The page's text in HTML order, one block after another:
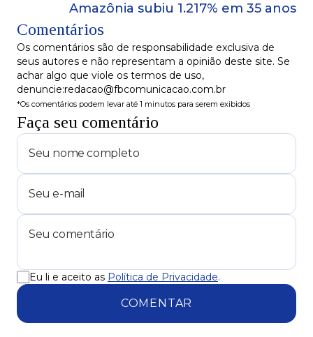
Amazônia subiu 1.217% em 35 anos
Comentários
Os comentários são de responsabilidade exclusiva de
seus autores e não representam a opinião deste site. Se
achar algo que viole os termos de uso,
denuncie:redacao@fbcomunicacao.com.br
*Os comentários podem levar até 1 minutos para serem exibidos
Faça seu comentário
Eu li e aceito as Política de Privacidade.
COMENTAR